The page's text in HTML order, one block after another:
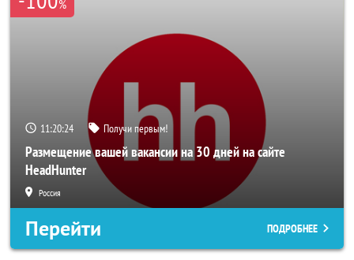
%
11:20:22 Получи первым!
Размещение вашей вакансии на 30 дней на сайте
HeadHunter
Россия
Перейти ПОДРОБНЕЕ